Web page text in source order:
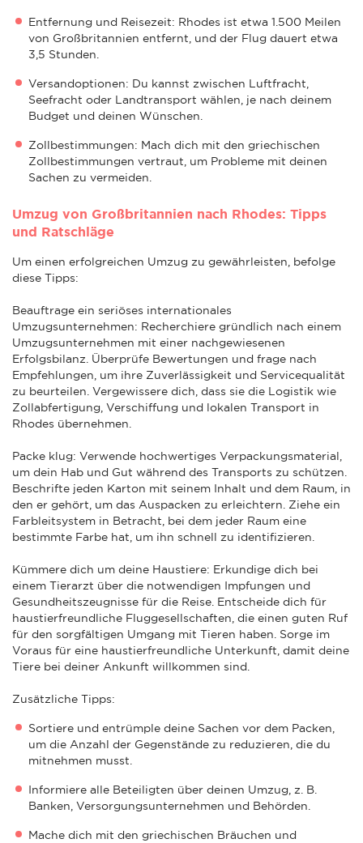
Entfernung und Reisezeit: Rhodes ist etwa 1.500 Meilen
von Großbritannien entfernt, und der Flug dauert etwa
3,5 Stunden.
Versandoptionen: Du kannst zwischen Luftfracht,
Seefracht oder Landtransport wählen, je nach deinem
Budget und deinen Wünschen.
Zollbestimmungen: Mach dich mit den griechischen
Zollbestimmungen vertraut, um Probleme mit deinen
Sachen zu vermeiden.
Umzug von Großbritannien nach Rhodes: Tipps
und Ratschläge
Um einen erfolgreichen Umzug zu gewährleisten, befolge
diese Tipps:
Beauftrage ein seriöses internationales
Umzugsunternehmen: Recherchiere gründlich nach einem
Umzugsunternehmen mit einer nachgewiesenen
Erfolgsbilanz. Überprüfe Bewertungen und frage nach
Empfehlungen, um ihre Zuverlässigkeit und Servicequalität
zu beurteilen. Vergewissere dich, dass sie die Logistik wie
Zollabfertigung, Verschiffung und lokalen Transport in
Rhodes übernehmen.
Packe klug: Verwende hochwertiges Verpackungsmaterial,
um dein Hab und Gut während des Transports zu schützen.
Beschrifte jeden Karton mit seinem Inhalt und dem Raum, in
den er gehört, um das Auspacken zu erleichtern. Ziehe ein
Farbleitsystem in Betracht, bei dem jeder Raum eine
bestimmte Farbe hat, um ihn schnell zu identifizieren.
Kümmere dich um deine Haustiere: Erkundige dich bei
einem Tierarzt über die notwendigen Impfungen und
Gesundheitszeugnisse für die Reise. Entscheide dich für
haustierfreundliche Fluggesellschaften, die einen guten Ruf
für den sorgfältigen Umgang mit Tieren haben. Sorge im
Voraus für eine haustierfreundliche Unterkunft, damit deine
Tiere bei deiner Ankunft willkommen sind.
Zusätzliche Tipps:
Sortiere und entrümple deine Sachen vor dem Packen,
um die Anzahl der Gegenstände zu reduzieren, die du
mitnehmen musst.
Informiere alle Beteiligten über deinen Umzug, z. B.
Banken, Versorgungsunternehmen und Behörden.
Mache dich mit den griechischen Bräuchen und